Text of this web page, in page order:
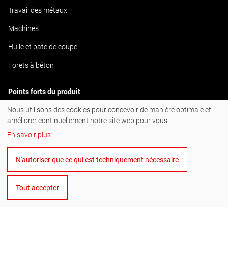
Travail des métaux
Machines
Huile et pate de coupe
Forets à béton
Points forts du produit
ULTIMATECUT
Instagram
YouTube
Nous utilisons des cookies pour concevoir de manière optimale et
améliorer continuellement notre site web pour vous.
En savoir plus
N'autoriser que ce qui est techniquement nécessaire
Tout accepter